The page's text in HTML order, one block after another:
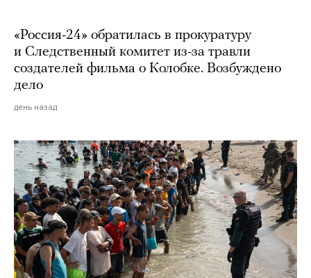
«Россия-24» обратилась в прокуратуру
и Следственный комитет из-за травли
создателей фильма о Колобке. Возбуждено
дело
день назад